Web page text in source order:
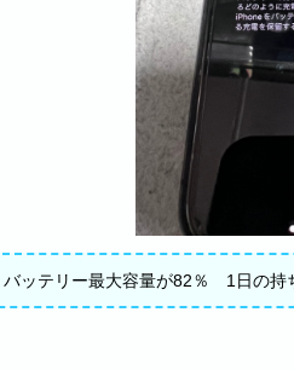
バッテリー最大容量が82％ 1日の持